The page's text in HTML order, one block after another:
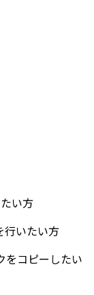
い方
行いたい方
をコピーしたい